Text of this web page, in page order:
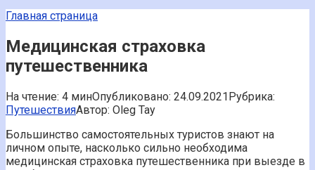
Главная страница
Медицинская страховка
путешественника
На чтение: 4 минОпубликовано: 24.09.2021Рубрика:
ПутешествияАвтор: Oleg Tay
Большинство самостоятельных туристов знают на
личном опыте, насколько сильно необходима
медицинская страховка путешественника при выезде в